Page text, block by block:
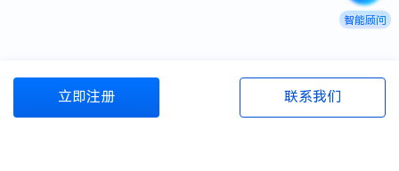
智能顾问
立即注册 联系我们